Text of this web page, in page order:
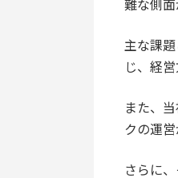
難な側面
主な課
じ、経
また、
クの運
さらに